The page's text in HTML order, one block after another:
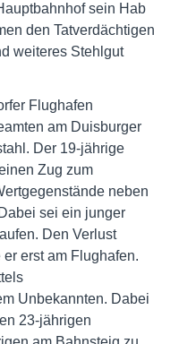
sein Hab
den Tatverdächtigen
weiteres Stehlgut
Flughafen
am Duisburger
Der 19-jährige
Zug zum
neben
sei ein junger
Den Verlust
erst am Flughafen.
Unbekannten. Dabei
23-jährigen